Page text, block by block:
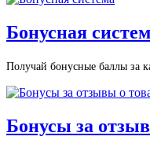
Бонусная
Получай бонусные баллы за
Бонусы за